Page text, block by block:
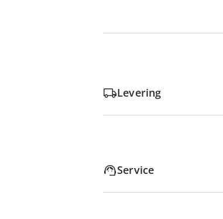
Levering
Service